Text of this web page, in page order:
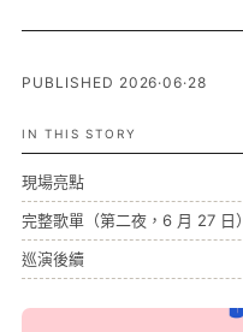
PUBLISHED 2026·06·28
IN THIS STORY
現場亮點
完整歌單（第二夜，6 月 27 日）
巡演後續